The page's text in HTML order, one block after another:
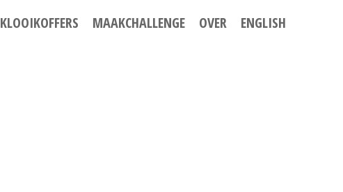
KLOOIKOFFERS MAAKCHALLENGE OVER ENGLISH